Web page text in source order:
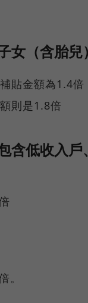
女（含胎兒
貼金額為1.4
則是1.8倍
含低收入戶
。